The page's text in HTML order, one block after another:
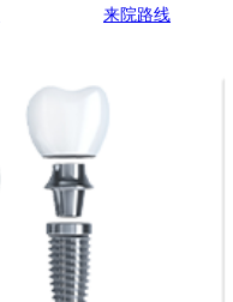
来院路线